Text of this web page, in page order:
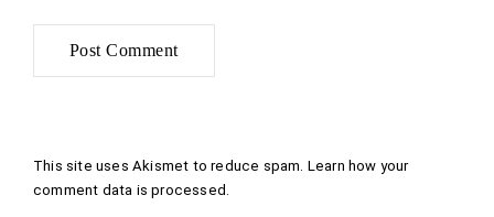
This site uses Akismet to reduce spam. Learn how your
comment data is processed